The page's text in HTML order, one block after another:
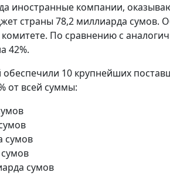
иностранные компании,
страны 78,2 миллиарда сумов.
комитете. По сравнению с
42%.
10 крупнейших
от всей суммы:
сумов
сумов